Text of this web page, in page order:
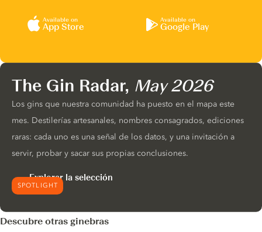
Available on
App Store
Available on
Google Play
SPOTLIGHT
The Gin Radar, May 2026
Los gins que nuestra comunidad ha puesto en el mapa este
mes. Destilerías artesanales, nombres consagrados, ediciones
raras: cada uno es una señal de los datos, y una invitación a
servir, probar y sacar sus propias conclusiones.
Explorar la selección
Descubre otras ginebras